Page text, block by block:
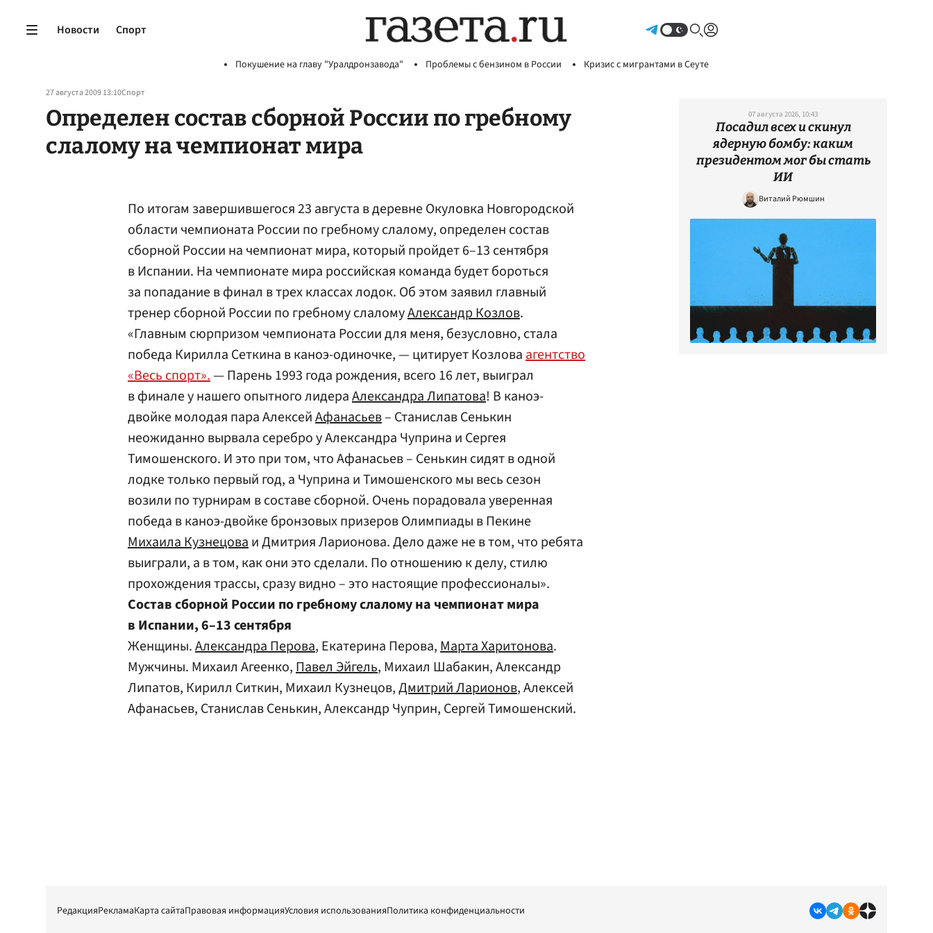
Новости Спорт
Покушение на главу "Уралдронзавода" Проблемы с бензином в России Кризис с мигрантами в Сеуте
27 августа 2009 13:10Спорт
Определен состав сборной России по гребному
слалому на чемпионат мира
По итогам завершившегося 23 августа в деревне Окуловка Новгородской
области чемпионата России по гребному слалому, определен состав
сборной России на чемпионат мира, который пройдет 6–13 сентября
в Испании. На чемпионате мира российская команда будет бороться
за попадание в финал в трех классах лодок. Об этом заявил главный
тренер сборной России по гребному слаломуАлександр Козлов.
«Главным сюрпризом чемпионата России для меня, безусловно, стала
победа Кирилла Сеткина в каноэ-одиночке, — цитирует Козловаагентство
«Весь спорт».— Парень 1993 года рождения, всего 16 лет, выиграл
в финале у нашего опытного лидераАлександра Липатова! В каноэ-
двойке молодая пара АлексейАфанасьев– Станислав Сенькин
неожиданно вырвала серебро у Александра Чуприна и Сергея
Тимошенского. И это при том, что Афанасьев – Сенькин сидят в одной
лодке только первый год, а Чуприна и Тимошенского мы весь сезон
возили по турнирам в составе сборной. Очень порадовала уверенная
победа в каноэ-двойке бронзовых призеров Олимпиады в Пекине
Михаила Кузнецоваи Дмитрия Ларионова. Дело даже не в том, что ребята
выиграли, а в том, как они это сделали. По отношению к делу, стилю
прохождения трассы, сразу видно – это настоящие профессионалы».
Состав сборной России по гребному слалому на чемпионат мира
в Испании, 6–13 сентября
Женщины.Александра Перова, Екатерина Перова,Марта Харитонова.
Мужчины. Михаил Агеенко,Павел Эйгель, Михаил Шабакин, Александр
Липатов, Кирилл Ситкин, Михаил Кузнецов,Дмитрий Ларионов, Алексей
Афанасьев, Станислав Сенькин, Александр Чуприн, Сергей Тимошенский.
07 августа 2026, 10:43
Посадил всех и скинул
ядерную бомбу: каким
президентом мог бы стать
ИИ
Виталий Рюмшин
РедакцияРекламаКарта сайтаПравовая информацияУсловия использованияПолитика конфиденциальности